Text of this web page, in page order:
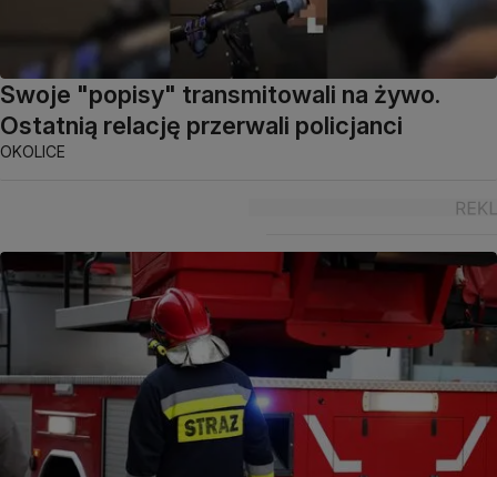
Swoje "popisy" transmitowali na żywo.
Ostatnią relację przerwali policjanci
OKOLICE